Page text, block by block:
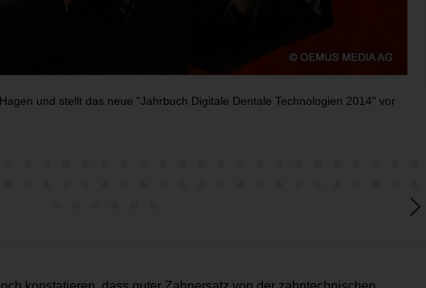
und stellt das neue "Jahrbuch Digitale Dentale Technologien 2014" vor